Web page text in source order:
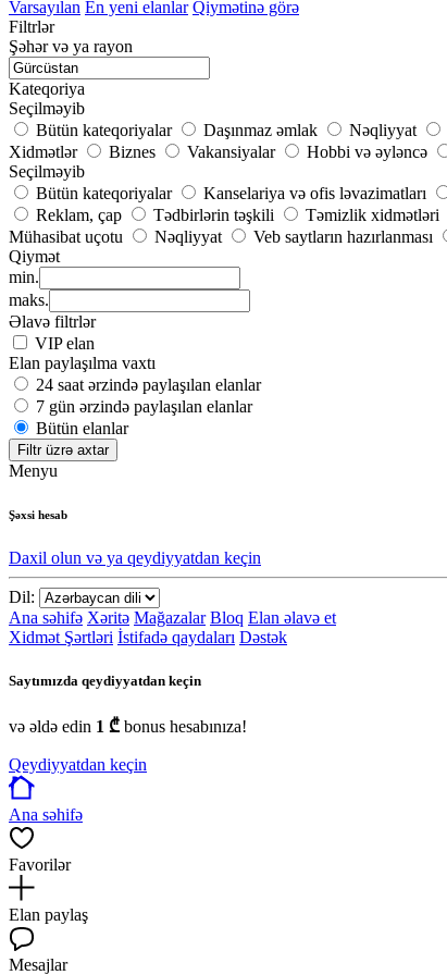
Varsayılan En yeni elanlar Qiymətinə görə
Filtrlər
Şəhər və ya rayon
Kateqoriya
Seçilməyib
Bütün kateqoriyalar
Daşınmaz əmlak Nəqliyyat
Xidmətlər
Biznes Vakansiyalar Hobbi və əyləncə
Seçilməyib
Bütün kateqoriyalar
Kanselariya və ofis ləvazimatları
Reklam, çap
Tədbirlərin təşkili Təmizlik xidmətləri
Mühasibat uçotu
Nəqliyyat Veb saytların hazırlanması
Qiymət
min.
maks.
Əlavə filtrlər
VIP elan
Elan paylaşılma vaxtı
24 saat ərzində paylaşılan elanlar
7 gün ərzində paylaşılan elanlar
Bütün elanlar
Filtr üzrə axtar
Menyu
Şəxsi hesab
Daxil olun və ya qeydiyyatdan keçin
Dil:
Ana səhifə Xəritə Mağazalar Bloq Elan əlavə et
Xidmət Şərtləri İstifadə qaydaları Dəstək
Saytımızda qeydiyyatdan keçin
və əldə edin 1 ₾ bonus hesabınıza!
Qeydiyyatdan keçin
Ana səhifə
Favorilər
Elan paylaş
Mesajlar